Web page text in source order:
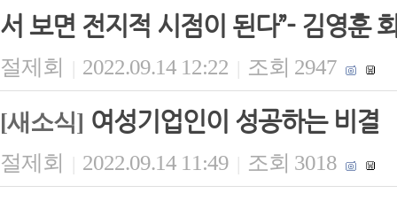
서 보면 전지적 시점이 된다”- 김영훈
절제회 | 2022.09.14 12:22 | 조회 2947
[새소식] 여성기업인이 성공하는 비결
절제회 | 2022.09.14 11:49 | 조회 3018